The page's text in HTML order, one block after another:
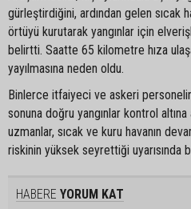
gürleştirdiğini, ardından gelen sıcak
örtüyü kurutarak yangınlar için
belirtti. Saatte 65 kilometre hıza
yayılmasına neden oldu.
Binlerce itfaiyeci ve askeri
sonuna doğru yangınlar kontrol altına
uzmanlar, sıcak ve kuru havanın
riskinin yüksek seyrettiği uyarısında
HABERE YORUM KAT